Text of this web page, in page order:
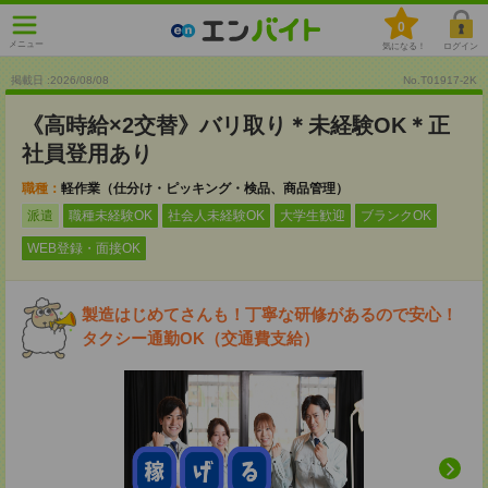
メニュー
0
気になる！ ログイン
掲載日 :2026/08/08 No.T01917-2K
《高時給×2交替》バリ取り＊未経験OK＊正
社員登用あり
職種： 軽作業（仕分け・ピッキング・検品、商品管理）
派遣
職種未経験OK 社会人未経験OK 大学生歓迎 ブランクOK
WEB登録・面接OK
製造はじめてさんも！丁寧な研修があるので安心！
タクシー通勤OK（交通費支給）